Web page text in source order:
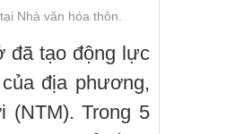
Nhà văn hóa thôn.
đã tạo động lực
địa phương,
(NTM). Trong 5